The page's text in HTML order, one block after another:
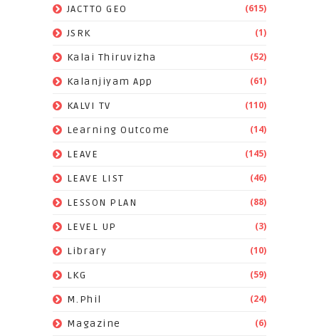
JACTTO GEO (615)
JSRK (1)
Kalai Thiruvizha (52)
Kalanjiyam App (61)
KALVI TV (110)
Learning Outcome (14)
LEAVE (145)
LEAVE LIST (46)
LESSON PLAN (88)
LEVEL UP (3)
Library (10)
LKG (59)
M.Phil (24)
Magazine (6)